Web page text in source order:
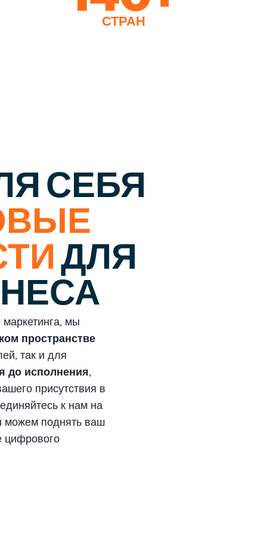
СТРАН
СТРАН
СЕБЯ
ДЛЯ
мы
пространстве
так и для
до исполнения,
присутствия в
к нам на
можем поднять ваш
цифрового